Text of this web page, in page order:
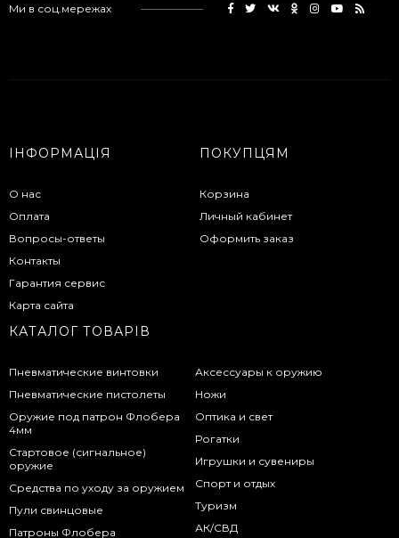
Ми в соц.мережах
ІНФОРМАЦІЯ
О нас
Оплата
Вопросы-ответы
Контакты
Гарантия сервис
Карта сайта
ПОКУПЦЯМ
Корзина
Личный кабинет
Оформить заказ
КАТАЛОГ ТОВАРІВ
Пневматические винтовки
Пневматические пистолеты
Оружие под патрон Флобера
4мм
Стартовое (сигнальное)
оружие
Средства по уходу за оружием
Пули свинцовые
Патроны Флобера
Аксессуары к оружию
Ножи
Оптика и свет
Рогатки
Игрушки и сувениры
Спорт и отдых
Туризм
АК/СВД